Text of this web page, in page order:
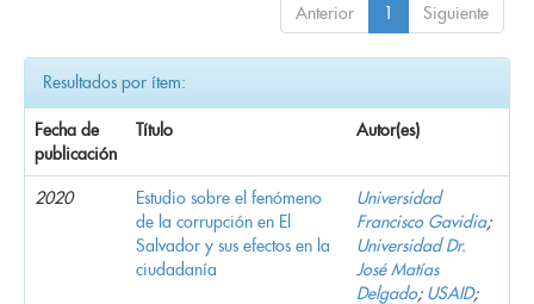
Anterior 1 Siguiente
Resultados por ítem:
Fecha de
publicación
Título Autor(es)
2020
Estudio sobre el fenómeno
de la corrupción en El
Salvador y sus efectos en la
ciudadanía
Universidad
Francisco Gavidia;
Universidad Dr.
José Matías
Delgado; USAID;